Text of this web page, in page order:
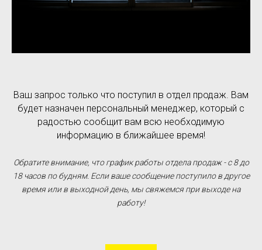
Ваш запрос только что поступил в отдел продаж. Вам
будет назначен персональный менеджер, который с
радостью сообщит вам всю необходимую
информацию в ближайшее время!
Обратите внимание, что график работы отдела продаж - с 8 до
18 часов по будням. Если ваше сообщение поступило в другое
время или в выходной день, мы свяжемся при выходе на
работу!